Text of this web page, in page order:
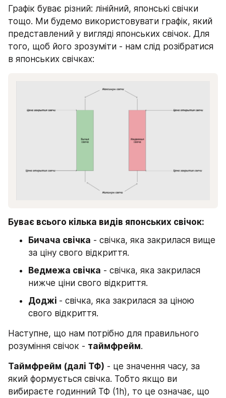
Графік буває різний: лінійний, японські свічки
тощо. Ми будемо використовувати графік, який
представлений у вигляді японських свічок. Для
того, щоб його зрозуміти - нам слід розібратися
в японських свічках:
Буває всього кілька видів японських свічок:
Бичача свічка - свічка, яка закрилася вище
за ціну свого відкриття.
Ведмежа свічка - свічка, яка закрилася
нижче ціни свого відкриття.
Доджі - свічка, яка закрилася за ціною
свого відкриття.
Наступне, що нам потрібно для правильного
розуміння свічок - таймфрейм.
Таймфрейм (далі ТФ) - це значення часу, за
який формується свічка. Тобто якщо ви
вибираєте годинний ТФ (1h), то це означає, що